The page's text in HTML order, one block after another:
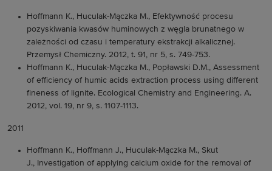
Hoffmann K., Huculak-Mączka M., Efektywność procesu
pozyskiwania kwasów huminowych z węgla brunatnego w
zależności od czasu i temperatury ekstrakcji alkalicznej.
Przemysł Chemiczny. 2012, t. 91, nr 5, s. 749-753.
Hoffmann K., Huculak-Mączka M., Popławski D.M., Assessment
of efficiency of humic acids extraction process using different
fineness of lignite. Ecological Chemistry and Engineering. A.
2012, vol. 19, nr 9, s. 1107-1113.
2011
Hoffmann K., Hoffmann J., Huculak-Mączka M., Skut
J., Investigation of applying calcium oxide for the removal of